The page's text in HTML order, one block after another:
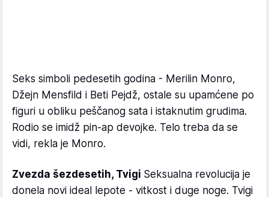
Seks simboli pedesetih godina - Merilin Monro,
Džejn Mensfild i Beti Pejdž, ostale su upamćene po
figuri u obliku peščanog sata i istaknutim grudima.
Rodio se imidž pin-ap devojke. Telo treba da se
vidi, rekla je Monro.
Zvezda šezdesetih, Tvigi Seksualna revolucija je
donela novi ideal lepote - vitkost i duge noge. Tvigi